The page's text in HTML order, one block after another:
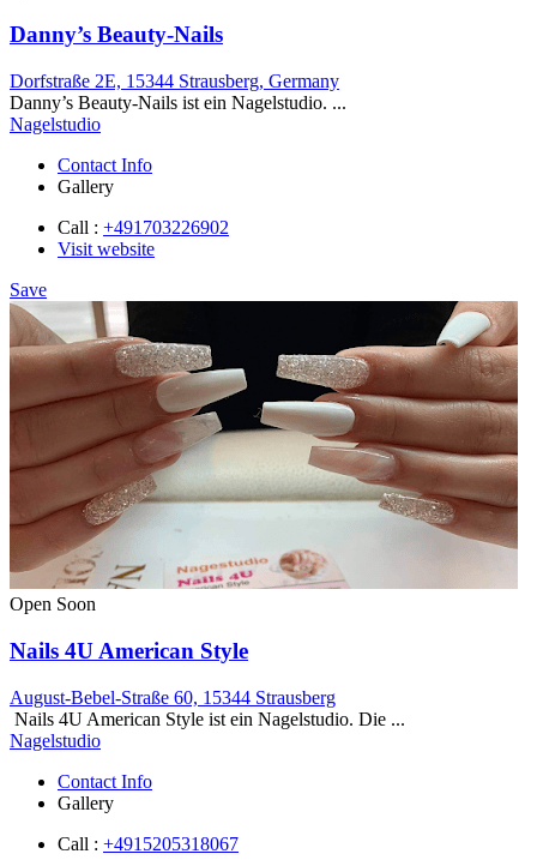
Danny’s Beauty-Nails
Dorfstraße 2E, 15344 Strausberg, Germany
Danny’s Beauty-Nails ist ein Nagelstudio. ...
Nagelstudio
Contact Info
Gallery
Call : +491703226902
Visit website
Save
Open Soon
Nails 4U American Style
August-Bebel-Straße 60, 15344 Strausberg
Nails 4U American Style ist ein Nagelstudio. Die ...
Nagelstudio
Contact Info
Gallery
Call : +4915205318067